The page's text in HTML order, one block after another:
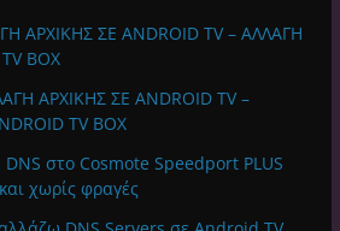
ΑΡΧΙΚΗΣ ΣΕ ANDROID TV – ΑΛΛΑΓΗ
BOX
ΑΡΧΙΚΗΣ ΣΕ ANDROID TV –
TV BOX
στο Cosmote Speedport PLUS
χωρίς φραγές